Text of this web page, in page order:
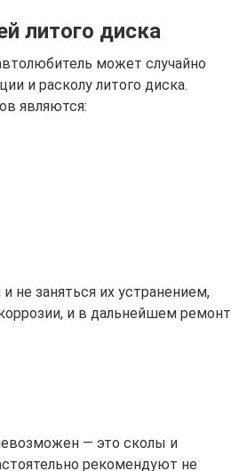
литого диска
может случайно
и расколу литого диска.
являются:
не заняться их устранением,
и в дальнейшем ремонт
— это сколы и
рекомендуют не